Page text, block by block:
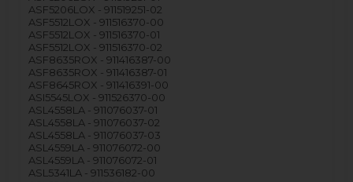
ASF5206LOX - 911519251-02
ASF5512LOX - 911516370-00
ASF5512LOX - 911516370-01
ASF5512LOX - 911516370-02
ASF8635ROX - 911416387-00
ASF8635ROX - 911416387-01
ASF8645ROX - 911416391-00
ASI5545LOX - 911526370-00
ASL4558LA - 911076037-01
ASL4558LA - 911076037-02
ASL4558LA - 911076037-03
ASL4559LA - 911076072-00
ASL4559LA - 911076072-01
ASL5341LA - 911536182-00